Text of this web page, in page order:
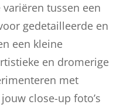
variëren tussen een
gedetailleerde en
een kleine
en dromerige
met
close-up foto’s